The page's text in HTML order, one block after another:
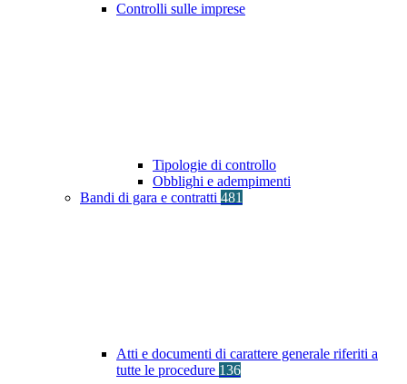
Controlli sulle imprese
Tipologie di controllo
Obblighi e adempimenti
Bandi di gara e contratti 481
Atti e documenti di carattere generale riferiti a
tutte le procedure 136